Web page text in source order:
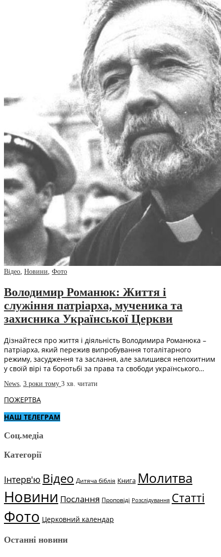
Відео, Новини, Фото
Володимир Романюк: Життя і
служіння патріарха, мученика та
захисника Української Церкви
Дізнайтеся про життя і діяльність Володимира Романюка –
патріарха, який пережив випробування тоталітарного
режиму, засудження та заслання, але залишився непохитним
у своїй вірі та боротьбі за права та свободи українського…
News 3 роки тому 3 хв. читати
ПОЖЕРТВА
НАШ ТЕЛЕГРАМ
Соц.медіа
Категорії
Інтерв'ю Відео Дитяча біблія Книга Молитва
Новини Послання Проповіді Розслідування Статті
Фото Церковний календар
Останні новини